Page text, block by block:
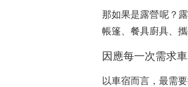
那如果是露營呢？
帳篷、餐具廚具、
因應每一次需求
以車宿而言，最需